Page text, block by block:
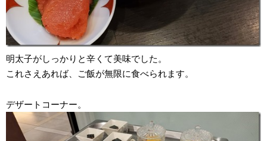
明太子がしっかりと辛くて美味でした。
これさえあれば、ご飯が無限に食べられます。
デザートコーナー。